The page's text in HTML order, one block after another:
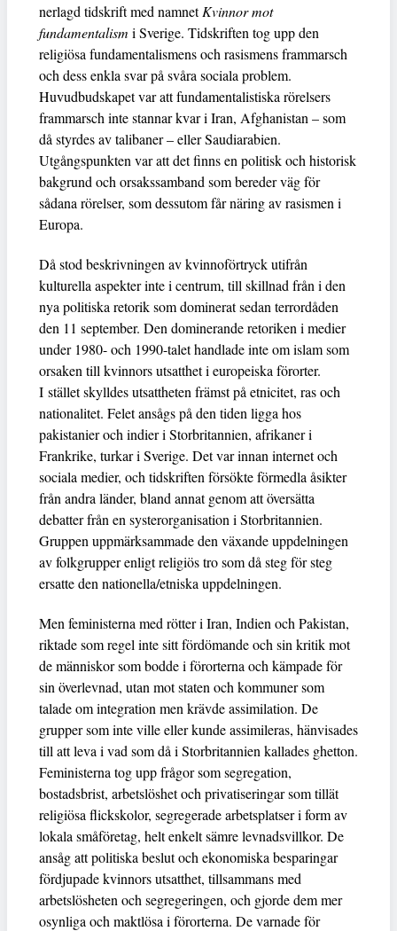
nerlagd tidskrift med namnetKvinnor mot
fundamentalism i Sverige. Tidskriften tog upp den
religiösa fundamentalismens och rasismens frammarsch
och dess enkla svar på svåra sociala problem.
Huvudbudskapet var att fundamentalistiska rörelsers
frammarsch inte stannar kvar i Iran, Afghanistan – som
då styrdes av talibaner – eller Saudiarabien.
Utgångspunkten var att det finns en politisk och historisk
bakgrund och orsakssamband som bereder väg för
sådana rörelser, som dessutom får näring av rasismen i
Europa.
Då stod beskrivningen av kvinnoförtryck utifrån
kulturella aspekter inte i centrum, till skillnad från i den
nya politiska retorik som dominerat sedan terrordåden
den 11 september. Den dominerande retoriken i medier
under 1980- och 1990-talet handlade inte om islam som
orsaken till kvinnors utsatthet i europeiska förorter.
I stället skylldes utsattheten främst på etnicitet, ras och
nationalitet. Felet ansågs på den tiden ligga hos
pakistanier och indier i Storbritannien, afrikaner i
Frankrike, turkar i Sverige. Det var innan internet och
sociala medier, och tidskriften försökte förmedla åsikter
från andra länder, bland annat genom att översätta
debatter från en systerorganisation i Storbritannien.
Gruppen uppmärksammade den växande uppdelningen
av folkgrupper enligt religiös tro som då steg för steg
ersatte den nationella/etniska uppdelningen.
Men feministerna med rötter i Iran, Indien och Pakistan,
riktade som regel inte sitt fördömande och sin kritik mot
de människor som bodde i förorterna och kämpade för
sin överlevnad, utan mot staten och kommuner som
talade om integration men krävde assimilation. De
grupper som inte ville eller kunde assimileras, hänvisades
till att leva i vad som då i Storbritannien kallades ghetton.
Feministerna tog upp frågor som segregation,
bostadsbrist, arbetslöshet och privatiseringar som tillät
religiösa flickskolor, segregerade arbetsplatser i form av
lokala småföretag, helt enkelt sämre levnadsvillkor. De
ansåg att politiska beslut och ekonomiska besparingar
fördjupade kvinnors utsatthet, tillsammans med
arbetslösheten och segregeringen, och gjorde dem mer
osynliga och maktlösa i förorterna. De varnade för